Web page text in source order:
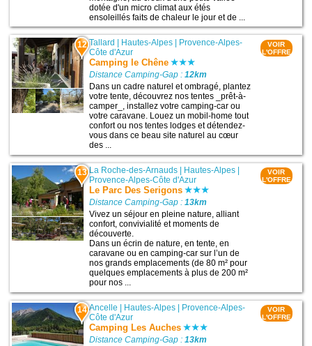
dotée d'un micro climat aux étés
ensoleillés faits de chaleur le jour et de ...
12 Tallard Hautes-Alpes
Provence-Alpes-
Côte d'Azur
Camping le Chêne
Distance Camping-Gap :12km
Dans un cadre naturel et ombragé, plantez
votre tente, découvrez nos tentes _prêt-à-
camper_, installez votre camping-car ou
votre caravane. Louez un mobil-home tout
confort ou nos tentes lodges et détendez-
vous dans ce beau site naturel au cœur
des ...
VOIR
L'OFFRE
13 La Roche-des-Arnauds Hautes-Alpes
Provence-Alpes-Côte d'Azur
Le Parc Des Serigons
Distance Camping-Gap :13km
Vivez un séjour en pleine nature, alliant
confort, convivialité et moments de
découverte.
Dans un écrin de nature, en tente, en
caravane ou en camping-car sur l’un de
nos grands emplacements (de 80 m² pour
quelques emplacements à plus de 200 m²
pour nos ...
VOIR
L'OFFRE
14 Ancelle Hautes-Alpes
Provence-Alpes-
Côte d'Azur
Camping Les Auches
Distance Camping-Gap :13km
VOIR
L'OFFRE